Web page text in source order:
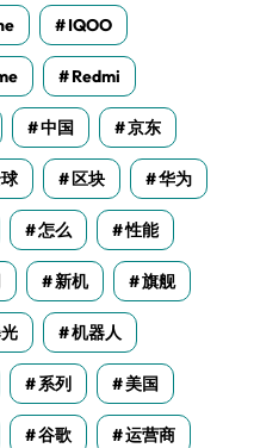
IQOO
Redmi
中国 京东
区块 华为
怎么 性能
新机 旗舰
机器人
系列 美国
谷歌 运营商